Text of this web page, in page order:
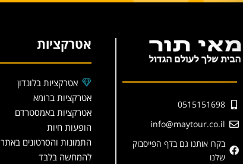
0515151698
info@maytour.co.il
בקרו אותנו גם בדף הפייסבוק
שלנו
אטרקציות
אטרקציות בלונדון
אטרקציות ברומא
אטרקציות באמסטרדם
הופעות חיות
התמונות והסרטונים באתר
להמחשה בלבד